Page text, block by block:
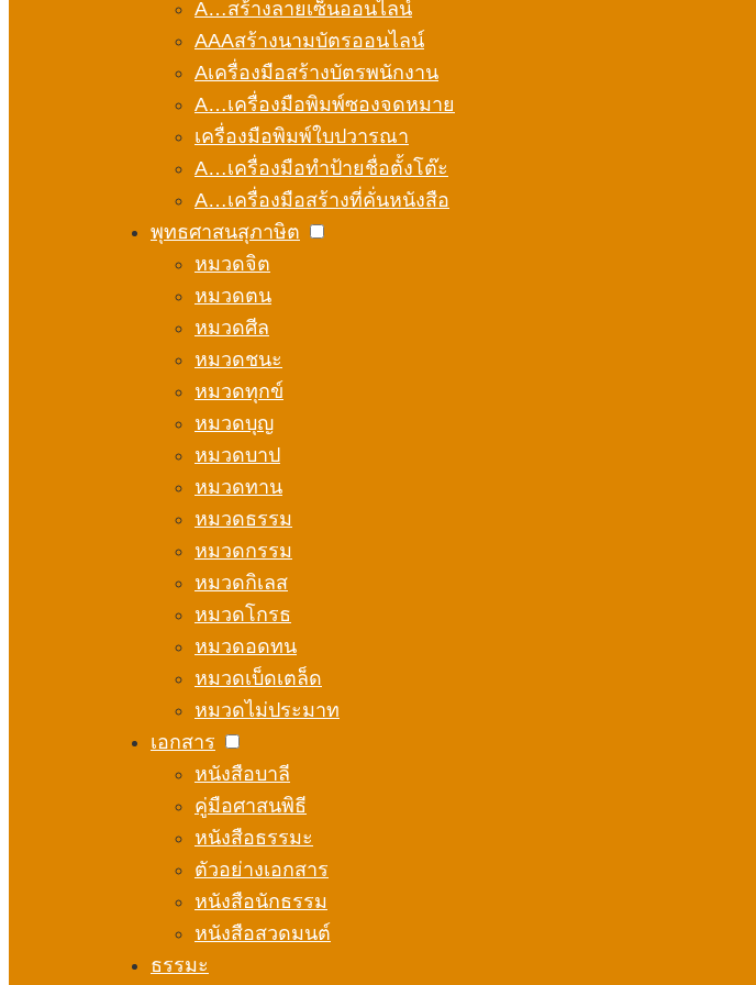
A…สร้างลายเซ็นออนไลน์
AAAสร้างนามบัตรออนไลน์
Aเครื่องมือสร้างบัตรพนักงาน
A…เครื่องมือพิมพ์ซองจดหมาย
เครื่องมือพิมพ์ใบปวารณา
A…เครื่องมือทำป้ายชื่อตั้งโต๊ะ
A…เครื่องมือสร้างที่คั่นหนังสือ
พุทธศาสนสุภาษิต
หมวดจิต
หมวดตน
หมวดศีล
หมวดชนะ
หมวดทุกข์
หมวดบุญ
หมวดบาป
หมวดทาน
หมวดธรรม
หมวดกรรม
หมวดกิเลส
หมวดโกรธ
หมวดอดทน
หมวดเบ็ดเตล็ด
หมวดไม่ประมาท
เอกสาร
หนังสือบาลี
คู่มือศาสนพิธี
หนังสือธรรมะ
ตัวอย่างเอกสาร
หนังสือนักธรรม
หนังสือสวดมนต์
ธรรมะ